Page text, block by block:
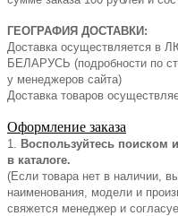
ГЕОГРАФИЯ ДОСТАВКИ:
Доставка осуществляется в
БЕЛАРУСЬ (подробности по
у менеджеров сайта)
Доставка товаров
Оформление заказа
1.
Воспользуйтесь поиском
в каталоге.
(Если товара нет в наличии,
наименования, модели и
свяжется менеджер и